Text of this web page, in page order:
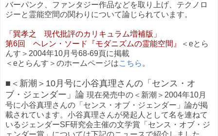
バーパンク、ファンタジー作品などを取り上げ、テクノロ
ジーと霊能空間の関わりについて論じられています。
「巽孝之 現代批評のカリキュラム増補版」
第6回 ヘレン・ソード『モダニズムの霊能空間』
＜eとら
んす＞2004年10月号68-69頁に掲載
＜eとらんす＞のホームページはこちら 。
■＜新潮＞10月号に小谷真理さんの「センス・オ
ブ・ジェンダー」論 現在発売中の＜新潮＞2004年10月
号に小谷真理さんの「センス・オブ・ジェンダー」論が掲
載されています。小谷真理さんが発起人として名を連ねて
いるジェンダーSF研究会主催の文学賞「センス・オブ・ジ